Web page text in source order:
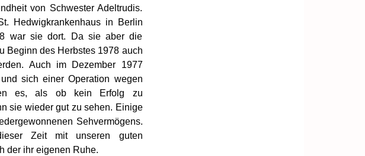
von Schwester Adeltrudis.
Hedwigkrankenhaus in Berlin
war sie dort. Da sie aber die
Beginn des Herbstes 1978 auch
Auch im Dezember 1977
sich einer Operation wegen
es, als ob kein Erfolg zu
sie wieder gut zu sehen. Einige
Sehvermögens.
Zeit mit unseren guten
der ihr eigenen Ruhe.